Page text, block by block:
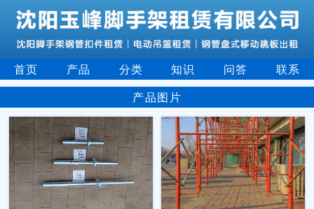
首页 产品 分类 知识 问答
联系
产品图片